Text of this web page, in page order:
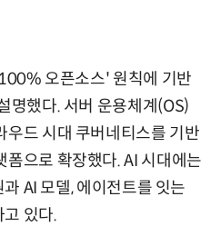
오픈소스' 원칙에 기반
명했다. 서버 운용체계(OS)
우드 시대 쿠버네티스를 기반
폼으로 확장했다. AI 시대에는
AI 모델, 에이전트를 잇는
있다.